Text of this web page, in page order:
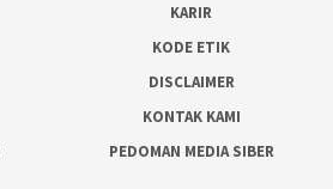
KARIR
KODE ETIK
DISCLAIMER
KONTAK KAMI
PEDOMAN MEDIA SIBER